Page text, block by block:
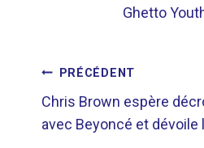
Ghetto
DE
PRÉCÉDENT
Chris Brown espère
avec Beyoncé et dévoile